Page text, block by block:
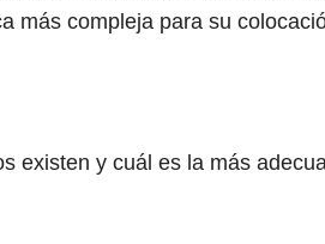
más compleja para su
existen y cuál es la más